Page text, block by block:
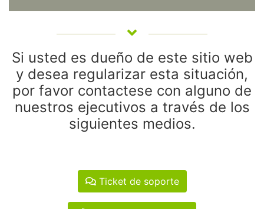
Si usted es dueño de este sitio web
y desea regularizar esta situación,
por favor contactese con alguno de
nuestros ejecutivos a través de los
siguientes medios.
Ticket de soporte